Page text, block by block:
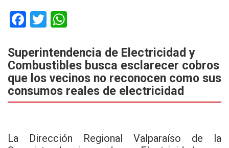
F
ce
b
o
o
T
tt
er
at
s
A
p
Superintendencia de Electricidad y
Combustibles busca esclarecer cobros
que los vecinos no reconocen como sus
consumos reales de electricidad
La Dirección Regional Valparaíso de la